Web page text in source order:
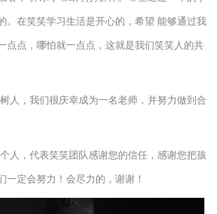
。在笑笑学习生活是开心的，希望 能够通过我
点点，哪怕就一点点，这就是我们笑笑人的共
人，我们很庆幸成为一名老师，并努力做到合
人，代表笑笑团队感谢您的信任，感谢您把孩
一定会努力！会尽力的，谢谢！